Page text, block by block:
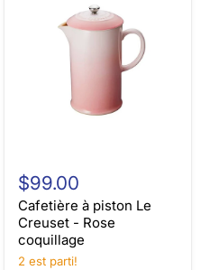
à
piston
Le
Creuset
Rose
coquillage
$99.00
Cafetière à piston Le
Creuset - Rose
coquillage
2 est parti!